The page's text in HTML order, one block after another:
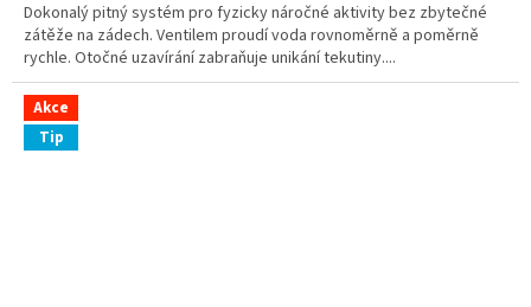
Dokonalý pitný systém pro fyzicky náročné aktivity bez zbytečné
zátěže na zádech. Ventilem proudí voda rovnoměrně a poměrně
rychle. Otočné uzavírání zabraňuje unikání tekutiny....
Akce
Tip